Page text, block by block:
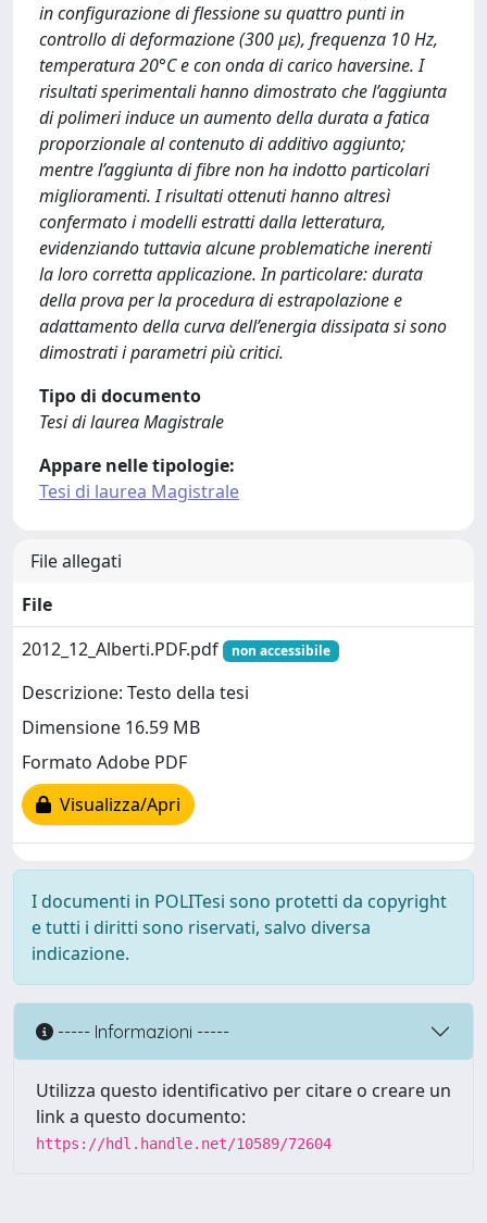
in configurazione di flessione su quattro punti in
controllo di deformazione (300 με), frequenza 10 Hz,
temperatura 20°C e con onda di carico haversine. I
risultati sperimentali hanno dimostrato che l’aggiunta
di polimeri induce un aumento della durata a fatica
proporzionale al contenuto di additivo aggiunto;
mentre l’aggiunta di fibre non ha indotto particolari
miglioramenti. I risultati ottenuti hanno altresì
confermato i modelli estratti dalla letteratura,
evidenziando tuttavia alcune problematiche inerenti
la loro corretta applicazione. In particolare: durata
della prova per la procedura di estrapolazione e
adattamento della curva dell’energia dissipata si sono
dimostrati i parametri più critici.
Tipo di documento
Tesi di laurea Magistrale
Appare nelle tipologie:
Tesi di laurea Magistrale
File allegati
File
2012_12_Alberti.PDF.pdf
non accessibile
Descrizione: Testo della tesi
Dimensione 16.59 MB
Formato Adobe PDF
Visualizza/Apri
I documenti in POLITesi sono protetti da copyright
e tutti i diritti sono riservati, salvo diversa
indicazione.
----- Informazioni -----
Utilizza questo identificativo per citare o creare un
link a questo documento:
https://hdl.handle.net/10589/72604